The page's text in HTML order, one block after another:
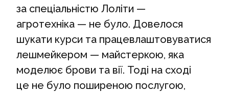
за спеціальністю Лоліти —
агротехніка — не було. Довелося
шукати курси та працевлаштовуватися
лешмейкером — майстеркою, яка
моделює брови та вії. Тоді на сході
це не було поширеною послугою,